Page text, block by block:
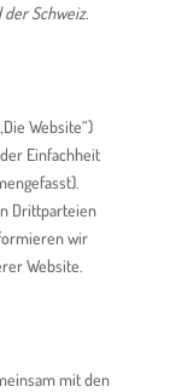
Schweiz.
Website“)
Einfachheit
Drittparteien
wir
Website.
mit den